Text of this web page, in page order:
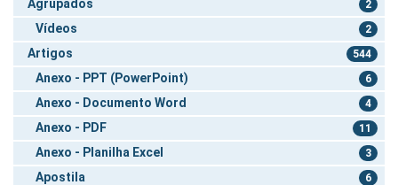
Agrupados 2
Vídeos 2
Artigos 544
Anexo - PPT (PowerPoint) 6
Anexo - Documento Word 4
Anexo - PDF 11
Anexo - Planilha Excel 3
Apostila 6